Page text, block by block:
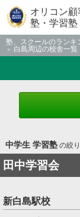
オリコン
塾・学習塾
塾、スクールのランキ
白島周辺の校舎一覧
中学生 学習塾の絞
田中学習会
新白島駅校